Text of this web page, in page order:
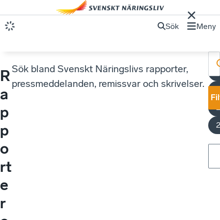
Sök Meny
R
a
p
p
o
rt
e
r
Sök bland Svenskt Näringslivs rapporter,
pressmeddelanden, remissvar och skrivelser.